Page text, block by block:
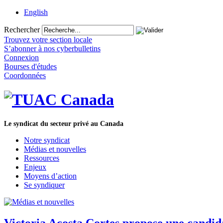
English
Rechercher
Trouvez votre section locale
S’abonner à nos cyberbulletins
Connexion
Bourses d'études
Coordonnées
Le syndicat du secteur privé au Canada
Notre syndicat
Médias et nouvelles
Ressources
Enjeux
Moyens d’action
Se syndiquer